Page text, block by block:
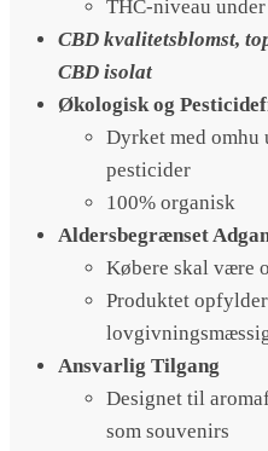
THC-niveau
CBD kvalitetsblomst,
CBD isolat
Økologisk og
Dyrket med omhu
pesticider
100% organisk
Aldersbegrænset
Købere skal være
Produktet
Ansvarlig Tilgang
Designet til
som souvenirs